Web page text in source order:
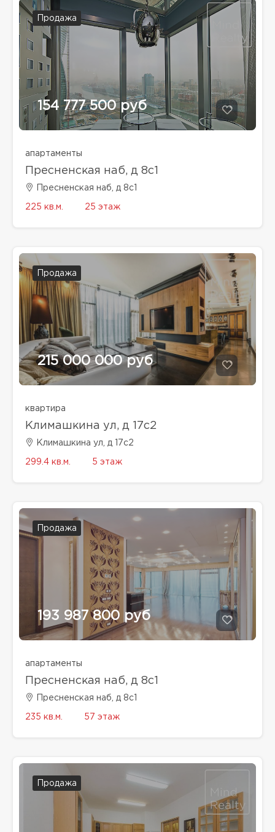
Продажа
154 777 500 руб
апартаменты
Пресненская наб, д 8с1
Пресненская наб, д 8с1
225 кв.м. 25 этаж
Продажа
215 000 000 руб
квартира
Климашкина ул, д 17с2
Климашкина ул, д 17с2
299.4 кв.м. 5 этаж
Продажа
193 987 800 руб
апартаменты
Пресненская наб, д 8с1
Пресненская наб, д 8с1
235 кв.м. 57 этаж
Продажа